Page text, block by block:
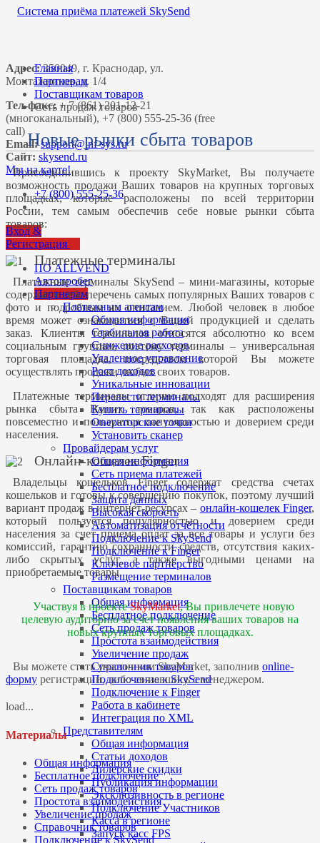
Адрес:350049, г. Краснодар, ул.
Монтажников, д. 1/4
Тел-факс:+ 7 (861) 201-12-21
(многоканальный), +7 (800) 555-25-36 (free
call)
Email:
Сайт: skysend.ru
Мы на карте!
+7 (800) 555-25-36
Вход &
Регистрация
ПО ALLVEND
Автопробег
Партнерам
Платежным агентам
Общая информация
Стабильная работа
Снижение расходов
Удаленное управление
Рост доходов
Уникальные инновации
Перевести терминалы
Купить терминалы
Операторские точки
Установить сканер
Провайдерам услуг
Общая информация
Сеть приема платежей
Бесплатное подключение
Защита данных
Высокая скорость
Автоматизация отчётности
Подключение к SkySend
Подключение к Finger
Ключевое партнёрство
Размещение терминалов
Поставщикам товаров
Общая информация
Бесплатное подключение
Сеть продаж товаров
Простота взаимодействия
Увеличение продаж
Справочник товаров
Подключение к SkySend
Подключение к Finger
Работа в кабинете
Интеграция по XML
Представителям
Общая информация
Статьи доходов
Дилерские скидки
Публикация информации
Эксклюзивность в регионе
Подключение Участников
Касса в регионе
Запуск касс FPS
Главная
Партнерам
Поставщикам товаров
Сеть продаж товаров
Новые рынки сбыта товаров
Присоединившись к проекту SkyMarket, Вы получаете
возможность продажи Ваших товаров на крупных торговых
площадках, которые расположены по всей территории
России, тем самым обеспечив себе новые рынки сбыта
товаров:
Платежные терминалы
Платежные терминалы SkySend – мини-магазины, которые
содержат в себе перечень самых популярных Ваших товаров с
фото и подробным их описанием. Любой человек в любое
время может ознакомиться с Вашей продукцией и сделать
заказ. Клиенты терминалов относятся абсолютно ко всем
социальным группам, поэтому терминалы – универсальная
торговая площадка, посредством которой Вы можете
осуществлять продажи любых своих товаров.
Платежные терминалы отлично подходят для расширения
рынка сбыта Ваших товаров, так как расположены
повсеместно и пользуются популярностью и доверием среди
населения.
Онлайн-кошелек Finger
Владельцы кошельков Finger содержат средства счетах
кошельков и готовы к совершению покупок, поэтому лучший
вариант продаж в интернет-ресурсах – онлайн-кошелек Finger,
который пользуется популярностью и доверием среди
населения за счет приема оплат за все товары и услуги без
комиссий, гарантию сохранности средств, отсутствия каких-
либо скрытых услуг, а также выгодными ценами на
приобретаемые товары.
Участвуя в проектеSkyMarket, Вы привлечете новую
целевую аудиторию за счет появления ваших товаров на
новых крупных торговых площадках.
Вы можете стать участником SkyMarket, заполнив online-
форму регистрации, либо связавшись с менеджером.
load...
Материалы
Общая информация
Бесплатное подключение
Сеть продаж товаров
Простота взаимодействия
Увеличение продаж
Справочник товаров
Подключение к SkySend